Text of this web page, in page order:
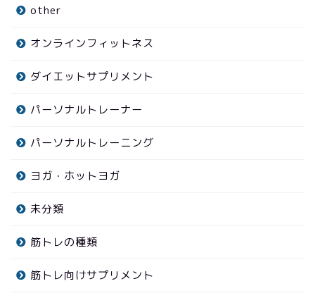
other
オンラインフィットネス
ダイエットサプリメント
パーソナルトレーナー
パーソナルトレーニング
ヨガ・ホットヨガ
未分類
筋トレの種類
筋トレ向けサプリメント